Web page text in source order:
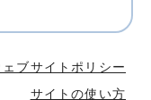
ェブサイトポリシー
サイトの使い方